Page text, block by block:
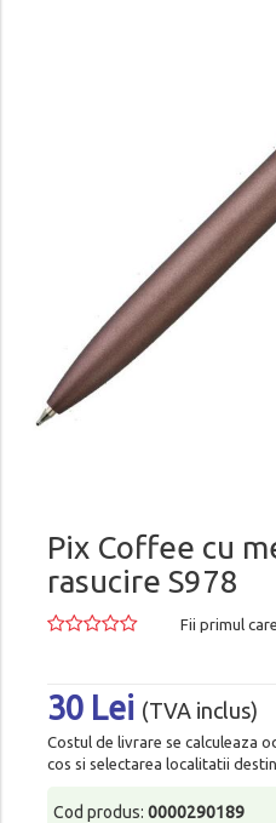
Pix Coffee cu
rasucire S978
Fii primul
30 Lei (TVA inclus)
Costul de livrare se calculeaza
cos si selectarea localitatii
Cod produs: 0000290189